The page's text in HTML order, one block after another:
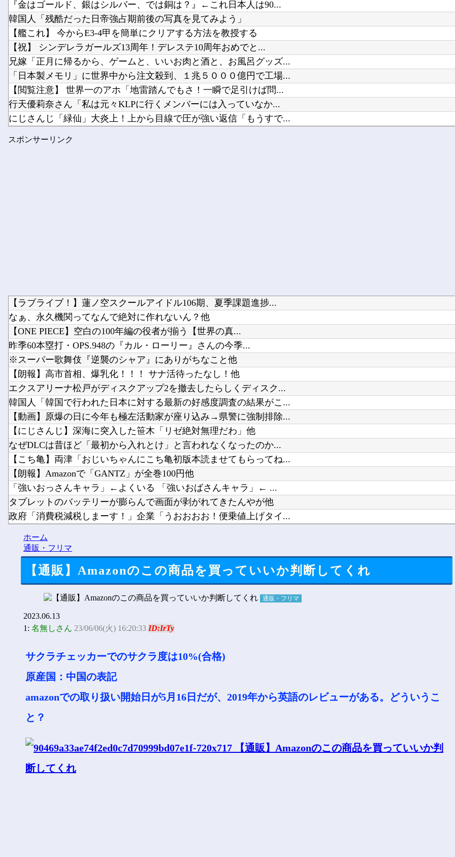
『金はゴールド、銀はシルバー、では銅は？』←これ日本人は90...
韓国人「残酷だった日帝強占期前後の写真を見てみよう」
【艦これ】 今からE3-4甲を簡単にクリアする方法を教授する
【祝】 シンデレラガールズ13周年！デレステ10周年おめでと...
兄嫁「正月に帰るから、ゲームと、いいお肉と酒と、お風呂グッズ...
「日本製メモリ」に世界中から注文殺到、１兆５０００億円で工場...
【閲覧注意】 世界一のアホ「地雷踏んでもさ！一瞬で足引けば問...
行天優莉奈さん「私は元々KLPに行くメンバーには入っていなか...
にじさんじ「緑仙」大炎上！上から目線で圧が強い返信「もうすで...
玉川徹、生出演の自民党議員に「全面的に大賛成、おっしゃる通り...
スポンサーリンク
【ラブライブ！】蓮ノ空スクールアイドル106期、夏季課題進捗...
なぁ、永久機関ってなんで絶対に作れないん？他
【ONE PIECE】空白の100年編の役者が揃う【世界の真...
昨季60本塁打・OPS.948の『カル・ローリー』さんの今季...
※スーパー歌舞伎『逆襲のシャア』にありがちなこと他
【朗報】高市首相、爆乳化！！！ サナ活待ったなし！他
エクスアリーナ松戸がディスクアップ2を撤去したらしくディスク...
韓国人「韓国で行われた日本に対する最新の好感度調査の結果がこ...
【動画】原爆の日に今年も極左活動家が座り込み→県警に強制排除...
【にじさんじ】深海に突入した笹木「リゼ絶対無理だわ」他
なぜDLCは昔ほど「最初から入れとけ」と言われなくなったのか...
【こち亀】両津「おじいちゃんにこち亀初版本読ませてもらってね...
【朗報】Amazonで「GANTZ」が全巻100円他
「強いおっさんキャラ」←よくいる 「強いおばさんキャラ」← ...
タブレットのバッテリーが膨らんで画面が剥がれてきたんやが他
政府「消費税減税しまーす！」企業「うおおおお！便乗値上げタイ...
吉田綾乃クリスティーさん、号泣…【乃木坂46】他
ホーム
通販・フリマ
【通販】Amazonのこの商品を買っていいか判断してくれ
通販・フリマ
2023.06.13
1: 名無しさん 23/06/06(火) 16:20:33 ID:IrTy
サクラチェッカーでのサクラ度は10%(合格)
原産国：中国の表記
amazonでの取り扱い開始日が5月16日だが、2019年から英語のレビューがある。どういうこ
と？